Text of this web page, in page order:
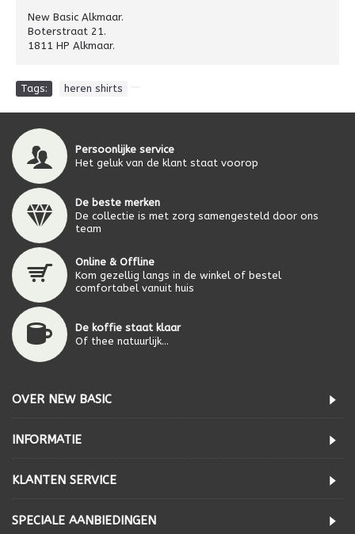
New Basic Alkmaar.
Boterstraat 21.
1811 HP Alkmaar.
Tags: heren shirts
Persoonlijke service
Het geluk van de klant staat voorop
De beste merken
De collectie is met zorg samengesteld door ons
team
Online & Offline
Kom gezellig langs in de winkel of bestel
comfortabel vanuit huis
De koffie staat klaar
Of thee natuurlijk...
OVER NEW BASIC
INFORMATIE
KLANTEN SERVICE
SPECIALE AANBIEDINGEN